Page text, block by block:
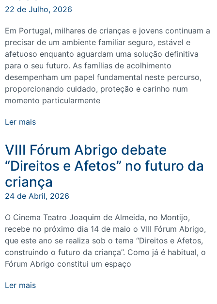
22 de Julho, 2026
Em Portugal, milhares de crianças e jovens continuam a
precisar de um ambiente familiar seguro, estável e
afetuoso enquanto aguardam uma solução definitiva
para o seu futuro. As famílias de acolhimento
desempenham um papel fundamental neste percurso,
proporcionando cuidado, proteção e carinho num
momento particularmente
Ler mais
VIII Fórum Abrigo debate
“Direitos e Afetos” no futuro da
criança
24 de Abril, 2026
O Cinema Teatro Joaquim de Almeida, no Montijo,
recebe no próximo dia 14 de maio o VIII Fórum Abrigo,
que este ano se realiza sob o tema “Direitos e Afetos,
construindo o futuro da criança”. Como já é habitual, o
Fórum Abrigo constitui um espaço
Ler mais